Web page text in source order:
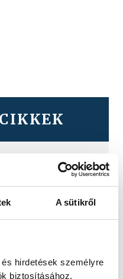
A sütikről
hirdetések személyre
biztosításához,
a
a
az 1990-es
értékek